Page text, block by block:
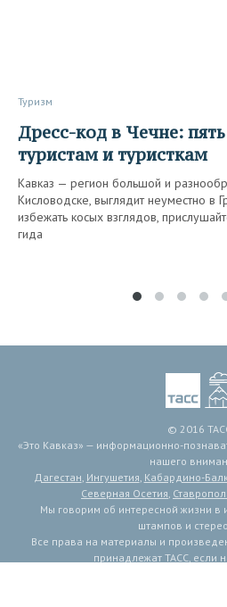
Туризм
Дресс-код в Чечне: пять советов
туристам и туристкам
Кавказ — регион большой и
Кисловодске, выглядит неуместно в
избежать косых взглядов,
гида
© 2016
«Это Кавказ» — информационно-
нашего
Дагестан Ингушетия Кабардино-
Северная Осетия
Мы говорим об интересной жизни в
штампов и
Все права на материалы и
принадлежат ТАСС, если